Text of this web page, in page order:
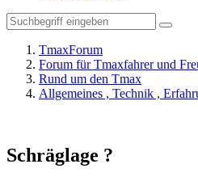
TmaxForum
Forum für Tmaxfahrer und
Rund um den Tmax
Allgemeines , Technik ,
Schräglage ?